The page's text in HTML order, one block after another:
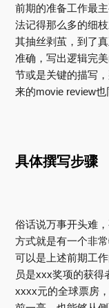
前期的准备工作最
法记得那么多的细
其抽丝剥茧，到了
准确，写出逻辑完
节或是关键的描写
来的movie review也
具体撰写步骤
俗话说万事开头难
方式就是有一个非
可以是上述前期工
员是xxx奖项的获得
xxxx元的全球票房